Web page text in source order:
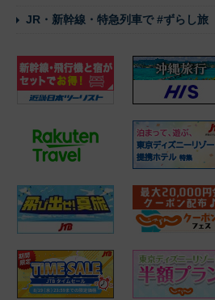
JR・新幹線・特急列車で #ずらし旅